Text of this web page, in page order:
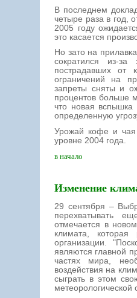
В последнем
четыре раза в год,
2005 году
это касается
Но зато на
сократился из-
пострадавших от
ограничений на
запреты сняты и
процентов больше
что новая вспышка
определенную
Урожай кофе и чая
уровне 2004 года.
в начало
Изменение
29 сентября –
перехватывать
отмечается в
климата, которая
организации.
являются главной
частях мира,
воздействия на
сыграть в этом